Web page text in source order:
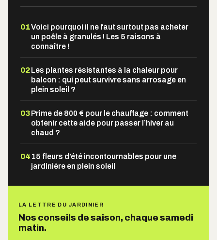
01Voici pourquoi il ne faut surtout pas acheter
un poêle à granulés ! Les 5 raisons à
connaître !
02Les plantes résistantes à la chaleur pour
balcon : qui peut survivre sans arrosage en
plein soleil ?
03Prime de 800 € pour le chauffage : comment
obtenir cette aide pour passer l’hiver au
chaud ?
04 15 fleurs d’été incontournables pour une
jardinière en plein soleil
LA LETTRE DU JARDINIER
Nos conseils de saison, chaque samedi
matin.